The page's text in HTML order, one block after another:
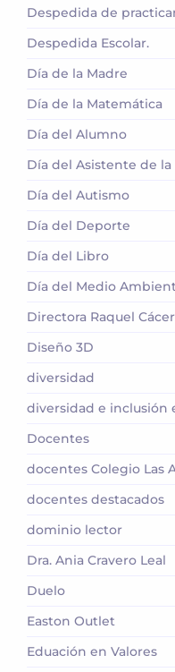
Despedida de
Despedida Escolar.
Día de la Madre
Día de la Matemática
Día del Alumno
Día del Asistente de la
Día del Autismo
Día del Deporte
Día del Libro
Día del Medio
Directora Raquel
Diseño 3D
diversidad
diversidad e inclusión
Docentes
docentes Colegio Las
docentes destacados
dominio lector
Dra. Ania Cravero Leal
Duelo
Easton Outlet
Eduación en Valores